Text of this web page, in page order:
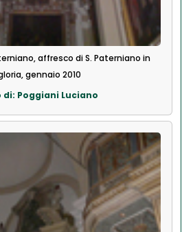
affresco di S. Paterniano in
gennaio 2010
di: Poggiani Luciano